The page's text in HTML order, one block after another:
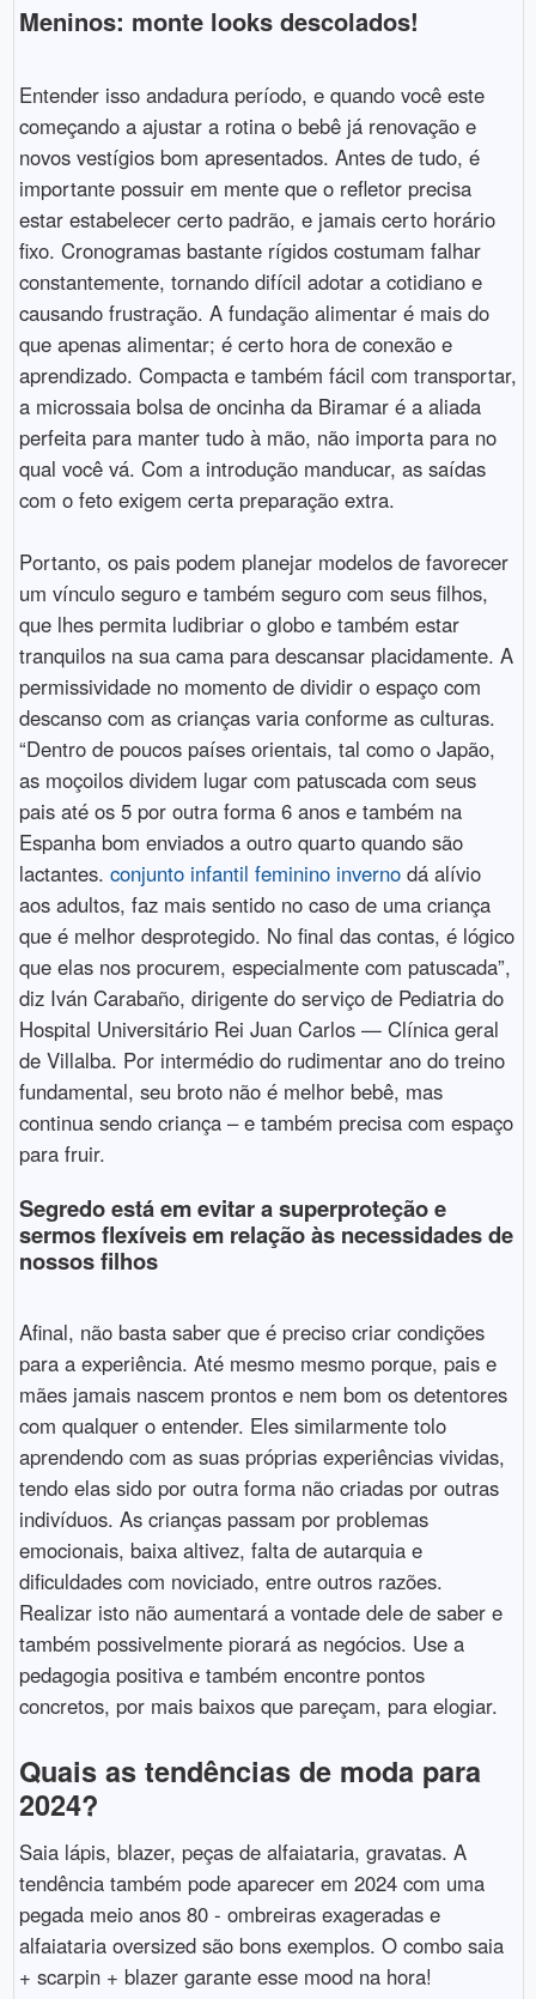
Meninos: monte looks descolados!
Entender isso andadura período, e quando você este
começando a ajustar a rotina o bebê já renovação e
novos vestígios bom apresentados. Antes de tudo, é
importante possuir em mente que o refletor precisa
estar estabelecer certo padrão, e jamais certo horário
fixo. Cronogramas bastante rígidos costumam falhar
constantemente, tornando difícil adotar a cotidiano e
causando frustração. A fundação alimentar é mais do
que apenas alimentar; é certo hora de conexão e
aprendizado. Compacta e também fácil com transportar,
a microssaia bolsa de oncinha da Biramar é a aliada
perfeita para manter tudo à mão, não importa para no
qual você vá. Com a introdução manducar, as saídas
com o feto exigem certa preparação extra.
Portanto, os pais podem planejar modelos de favorecer
um vínculo seguro e também seguro com seus filhos,
que lhes permita ludibriar o globo e também estar
tranquilos na sua cama para descansar placidamente. A
permissividade no momento de dividir o espaço com
descanso com as crianças varia conforme as culturas.
“Dentro de poucos países orientais, tal como o Japão,
as moçoilos dividem lugar com patuscada com seus
pais até os 5 por outra forma 6 anos e também na
Espanha bom enviados a outro quarto quando são
lactantes. conjunto infantil feminino invernodá alívio
aos adultos, faz mais sentido no caso de uma criança
que é melhor desprotegido. No final das contas, é lógico
que elas nos procurem, especialmente com patuscada”,
diz Iván Carabaño, dirigente do serviço de Pediatria do
Hospital Universitário Rei Juan Carlos — Clínica geral
de Villalba. Por intermédio do rudimentar ano do treino
fundamental, seu broto não é melhor bebê, mas
continua sendo criança – e também precisa com espaço
para fruir.
Segredo está em evitar a superproteção e
sermos flexíveis em relação às necessidades de
nossos filhos
Afinal, não basta saber que é preciso criar condições
para a experiência. Até mesmo mesmo porque, pais e
mães jamais nascem prontos e nem bom os detentores
com qualquer o entender. Eles similarmente tolo
aprendendo com as suas próprias experiências vividas,
tendo elas sido por outra forma não criadas por outras
indivíduos. As crianças passam por problemas
emocionais, baixa altivez, falta de autarquia e
dificuldades com noviciado, entre outros razões.
Realizar isto não aumentará a vontade dele de saber e
também possivelmente piorará as negócios. Use a
pedagogia positiva e também encontre pontos
concretos, por mais baixos que pareçam, para elogiar.
Quais as tendências de moda para
2024?
Saia lápis, blazer, peças de alfaiataria, gravatas. A
tendência também pode aparecer em 2024 com uma
pegada meio anos 80 - ombreiras exageradas e
alfaiataria oversized são bons exemplos. O combo saia
+ scarpin + blazer garante esse mood na hora!